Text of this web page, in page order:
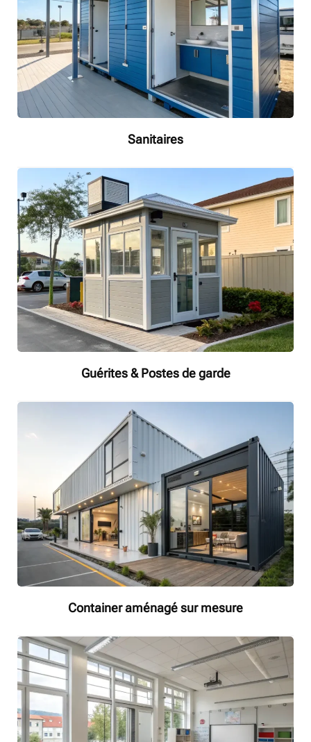
Sanitaires
Guérites & Postes de garde
Container aménagé sur mesure